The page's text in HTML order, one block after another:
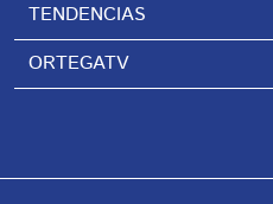
TENDENCIAS
ORTEGATV